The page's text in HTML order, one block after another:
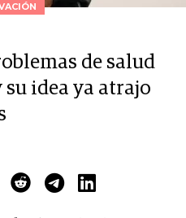
de salud
su idea ya atrajo